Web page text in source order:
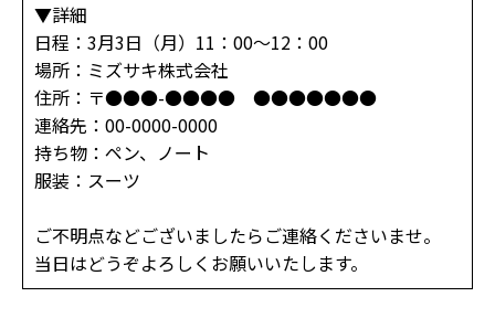
▼詳細
日程：3月3日（月）11：00～12：00
場所：ミズサキ株式会社
住所：〒●●●-●●●● ●●●●●●●
連絡先：00-0000-0000
持ち物：ペン、ノート
服装：スーツ
ご不明点などございましたらご連絡くださいませ。
当日はどうぞよろしくお願いいたします。